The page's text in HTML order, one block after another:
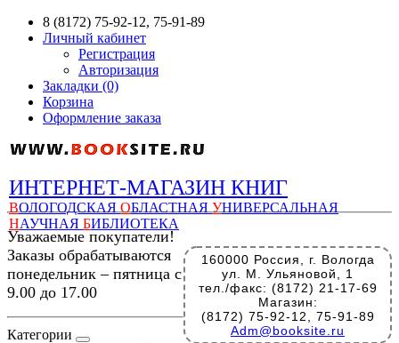
8 (8172) 75-92-12, 75-91-89
Личный кабинет
Регистрация
Авторизация
Закладки (0)
Корзина
Оформление заказа
ИНТЕРНЕТ-МАГАЗИН КНИГ
ВОЛОГОДСКАЯ ОБЛАСТНАЯ УНИВЕРСАЛЬНАЯ
НАУЧНАЯ БИБЛИОТЕКА
160000 Россия, г. Вологда
ул. М. Ульяновой, 1
тел./факс: (8172) 21-17-69
Магазин:
(8172) 75-92-12, 75-91-89
Adm@booksite.ru
Уважаемые покупатели!
Заказы обрабатываются
понедельник – пятница с
9.00 до 17.00
Категории